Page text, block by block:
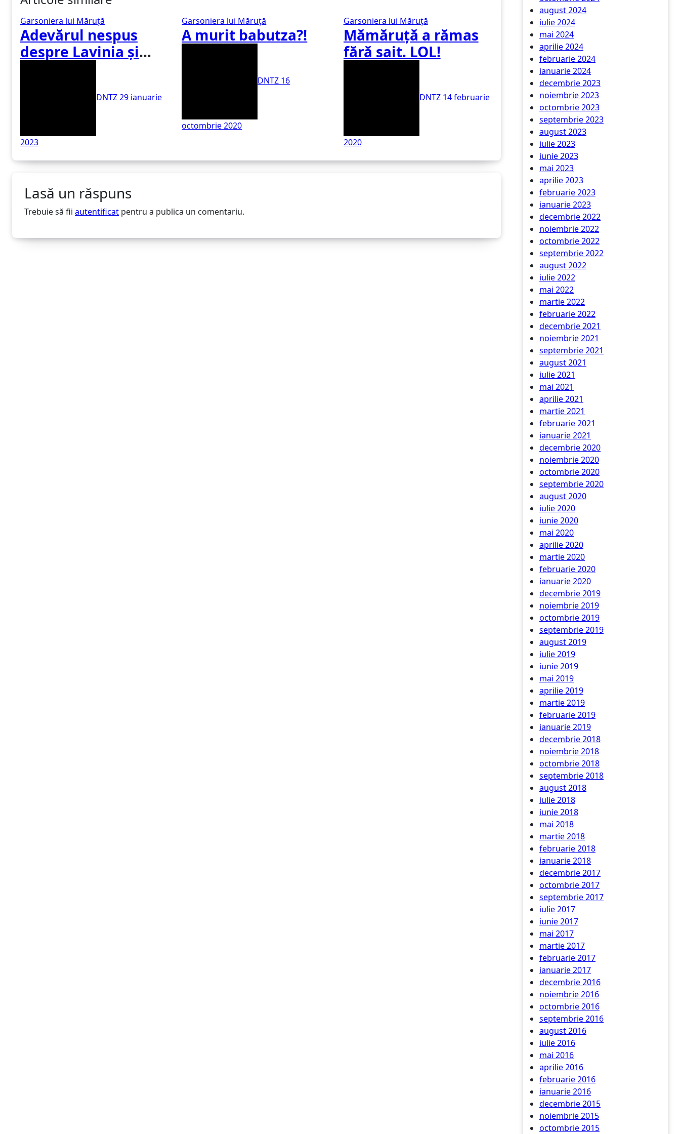
Garsoniera lui Măruţă
Adevărul nespus
despre Lavinia și
DNTZ29 ianuarie
2023
Garsoniera lui Măruţă
A murit babutza?!
DNTZ 16
octombrie 2020
Garsoniera lui Măruţă
Mămăruță a rămas
fără sait. LOL!
DNTZ 14 februarie
2020
Lasă un răspuns
Trebuie să fii autentificat pentru a publica un comentariu.
august 2024
iulie 2024
mai 2024
aprilie 2024
februarie 2024
ianuarie 2024
decembrie 2023
noiembrie 2023
octombrie 2023
septembrie 2023
august 2023
iulie 2023
iunie 2023
mai 2023
aprilie 2023
februarie 2023
ianuarie 2023
decembrie 2022
noiembrie 2022
octombrie 2022
septembrie 2022
august 2022
iulie 2022
mai 2022
martie 2022
februarie 2022
decembrie 2021
noiembrie 2021
septembrie 2021
august 2021
iulie 2021
mai 2021
aprilie 2021
martie 2021
februarie 2021
ianuarie 2021
decembrie 2020
noiembrie 2020
octombrie 2020
septembrie 2020
august 2020
iulie 2020
iunie 2020
mai 2020
aprilie 2020
martie 2020
februarie 2020
ianuarie 2020
decembrie 2019
noiembrie 2019
octombrie 2019
septembrie 2019
august 2019
iulie 2019
iunie 2019
mai 2019
aprilie 2019
martie 2019
februarie 2019
ianuarie 2019
decembrie 2018
noiembrie 2018
octombrie 2018
septembrie 2018
august 2018
iulie 2018
iunie 2018
mai 2018
martie 2018
februarie 2018
ianuarie 2018
decembrie 2017
octombrie 2017
septembrie 2017
iulie 2017
iunie 2017
mai 2017
martie 2017
februarie 2017
ianuarie 2017
decembrie 2016
noiembrie 2016
octombrie 2016
septembrie 2016
august 2016
iulie 2016
mai 2016
aprilie 2016
februarie 2016
ianuarie 2016
decembrie 2015
noiembrie 2015
octombrie 2015